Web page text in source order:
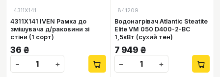
4311X141
4311X141 IVEN Рамка до
змішувача д/раковини зі
стіни (1 сорт)
36 ₴
−
+
841209
Водонагрівач Atlantic Steatite
Elite VM 050 D400-2-BC
1,5кВт (сухий тен)
7 949 ₴
−
+